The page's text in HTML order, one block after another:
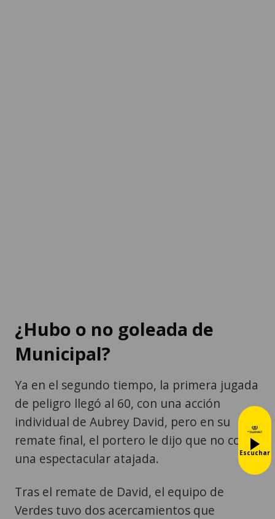
¿Hubo o no goleada de
Municipal?
Ya en el segundo tiempo, la primera jugada
de peligro llegó al 60, con una acción
individual de Aubrey David, pero en su
remate final, el portero le dijo que no con
una espectacular atajada.
Tras el remate de David, el equipo de
Verdes tuvo dos acercamientos que
Escuchar